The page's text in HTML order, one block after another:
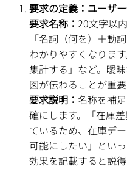
要求の定義：ユーザ
要求名称： 20文字以
「名詞（何を）＋動
わかりやすくなりま
集計する」など。曖
図が伝わることが重要
要求説明： 名称を補
確にします。「在庫
ているため、在庫デ
可能にしたい」とい
効果を記載すると説得